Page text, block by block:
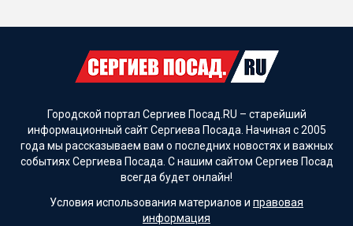
Городской портал Сергиев Посад.RU – старейший
информационный сайт Сергиева Посада. Начиная с 2005
года мы рассказываем вам о последних новостях и важных
событиях Сергиева Посада. С нашим сайтом Сергиев Посад
всегда будет онлайн!
Условия использования материалов и правовая
информация